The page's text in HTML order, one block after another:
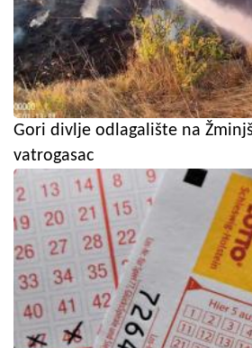
Gori divlje odlagalište na
vatrogasac